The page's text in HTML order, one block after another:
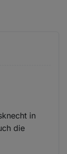
in
die